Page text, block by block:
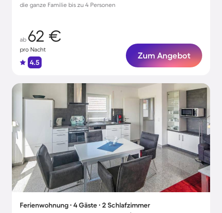
die ganze Familie bis zu 4 Personen
ab 62 €
pro Nacht
4.5
Zum Angebot
Ferienwohnung ∙ 4 Gäste ∙ 2 Schlafzimmer